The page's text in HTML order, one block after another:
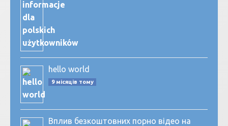
hello world
9 місяців тому
Вплив безкоштовних порно відео на